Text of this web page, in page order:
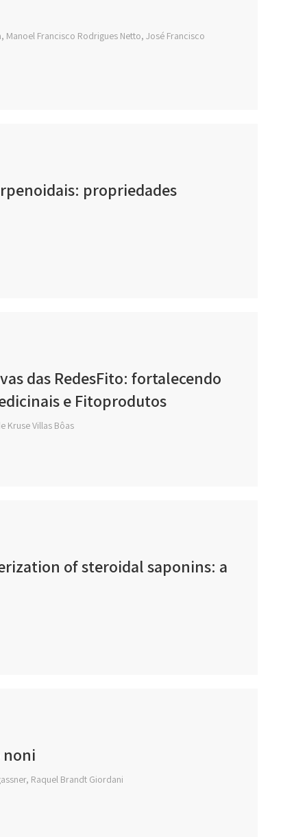
Francisco Rodrigues Netto, José Francisco
propriedades
das RedesFito: fortalecendo
e Fitoprodutos
Kruse Villas Bôas
of steroidal saponins: a
noni
Raquel Brandt Giordani